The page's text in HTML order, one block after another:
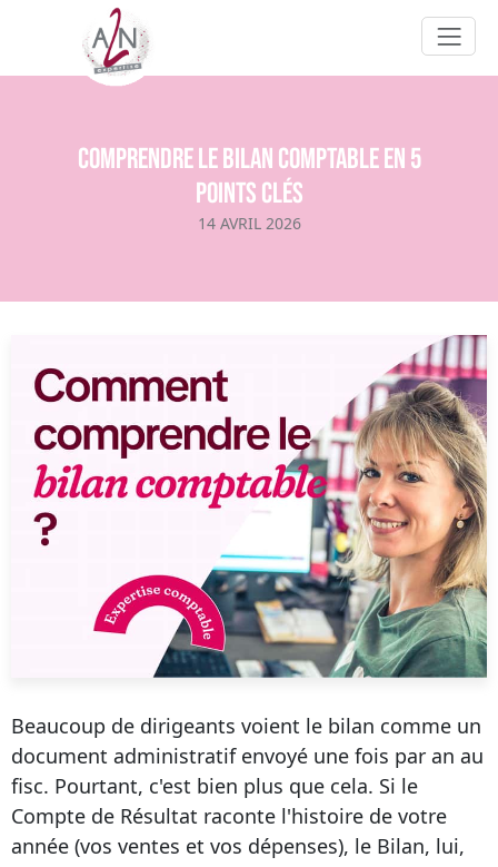
Comprendre le bilan comptable en 5
points clés
14 AVRIL 2026
Beaucoup de dirigeants voient le bilan comme un
document administratif envoyé une fois par an au
fisc. Pourtant, c'est bien plus que cela. Si le
Compte de Résultat raconte l'histoire de votre
année (vos ventes et vos dépenses), le Bilan, lui,